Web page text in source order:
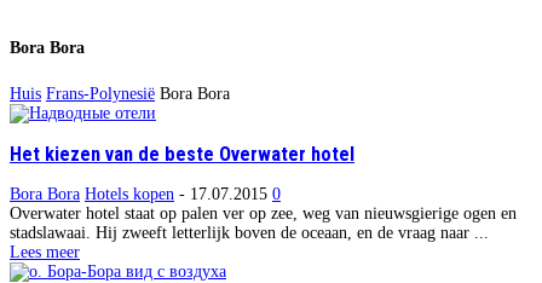
Bora Bora
Huis Frans-Polynesië Bora Bora
Het kiezen van de beste Overwater hotel
Bora Bora Hotels kopen - 17.07.2015 0
Overwater hotel staat op palen ver op zee, weg van nieuwsgierige ogen en
stadslawaai. Hij zweeft letterlijk boven de oceaan, en de vraag naar ...
Lees meer